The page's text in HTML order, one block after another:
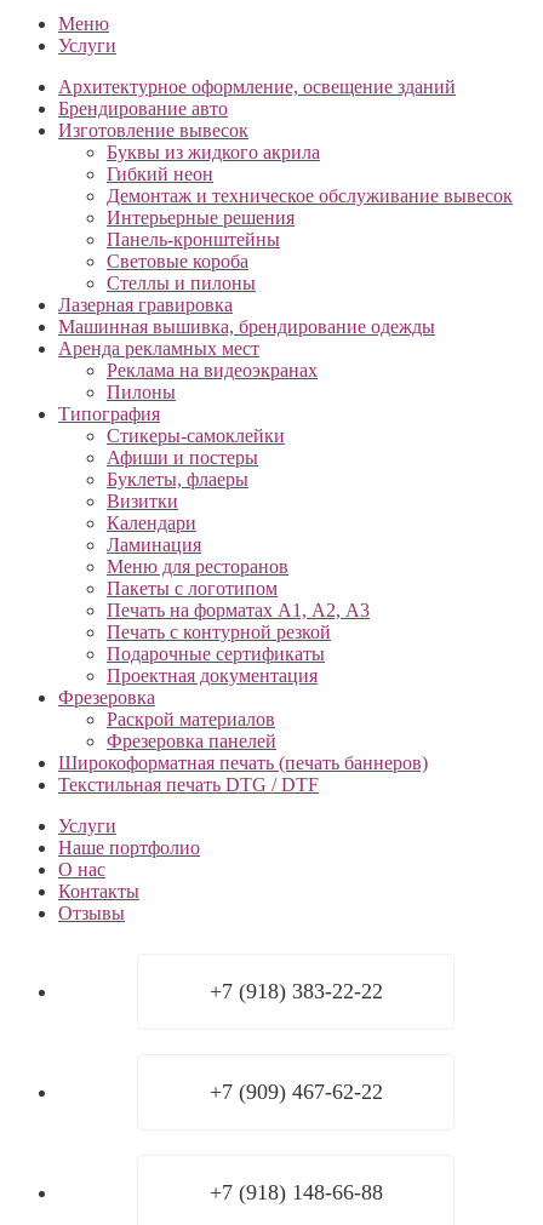
Меню
Услуги
Архитектурное оформление, освещение зданий
Брендирование авто
Изготовление вывесок
Буквы из жидкого акрила
Гибкий неон
Демонтаж и техническое обслуживание вывесок
Интерьерные решения
Панель-кронштейны
Световые короба
Стеллы и пилоны
Лазерная гравировка
Машинная вышивка, брендирование одежды
Аренда рекламных мест
Реклама на видеоэкранах
Пилоны
Типография
Cтикеры-самоклейки
Афиши и постеры
Буклеты, флаеры
Визитки
Календари
Ламинация
Меню для ресторанов
Пакеты с логотипом
Печать на форматах А1, А2, А3
Печать с контурной резкой
Подарочные сертификаты
Проектная документация
Фрезеровка
Раскрой материалов
Фрезеровка панелей
Широкоформатная печать (печать баннеров)
Текстильная печать DTG / DTF
Услуги
Наше портфолио
О нас
Контакты
Отзывы
+7 (918) 383-22-22
+7 (909) 467-62-22
+7 (918) 148-66-88